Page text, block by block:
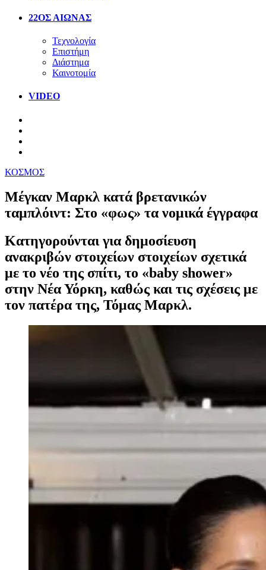
22ΟΣ ΑΙΩΝΑΣ
Τεχνολογία
Επιστήμη
Διάστημα
Καινοτομία
VIDEO
ΚΟΣΜΟΣ
Μέγκαν Μαρκλ κατά βρετανικών
ταμπλόιντ: Στο «φως» τα νομικά έγγραφα
Κατηγορούνται για δημοσίευση
ανακριβών στοιχείων στοιχείων σχετικά
με το νέο της σπίτι, το «baby shower»
στην Νέα Υόρκη, καθώς και τις σχέσεις με
τον πατέρα της, Τόμας Μαρκλ.